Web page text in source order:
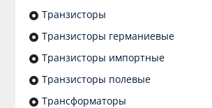
Транзисторы
Транзисторы германиевые
Транзисторы импортные
Транзисторы полевые
Трансформаторы